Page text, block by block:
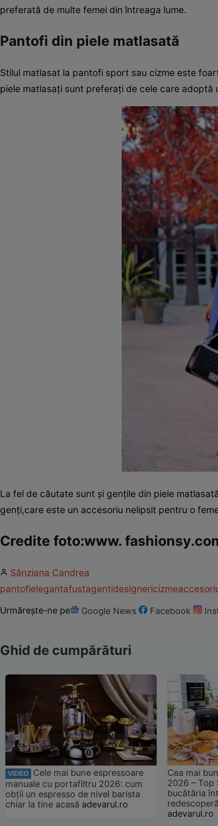
preferată de multe femei din întreaga lume.
Pantofi din piele matlasată
Stilul matlasat la pantofi sport sau cizme este
piele matlasaţi sunt preferaţi de cele care
La fel de căutate sunt şi genţile din piele
genţi,care este un accesoriu nelipsit pentru o
Credite foto:www.
Sânziana Candrea
pantofielegantafustagentidesignericizme
Urmărește-ne pe Google News Facebook
Ghid de cumpărături
VIDEO
Cele mai bune espressoare
manuale cu portafiltru 2026: cum
obții un espresso de nivel barista
chiar la tine acasă adevarul.ro
Cea mai
2026 –
bucătăria
adevarul.ro